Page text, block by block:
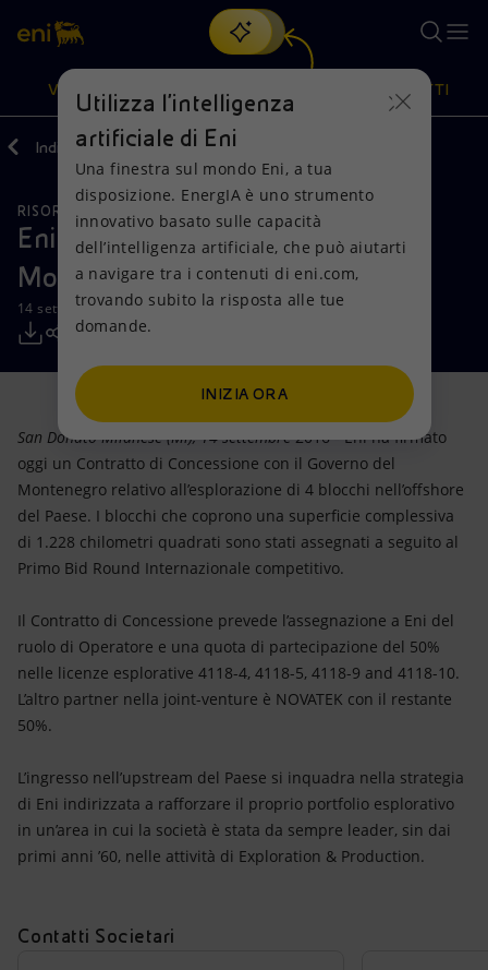
Cerca
scopri EnergIA, la nostra nuova soluzione di intelligenza
artificiale.
VISIONE
Visione
Mission e valori
Persone e Partnership
Net Zero
Modello satellitare
Energia accessibile
Innovazione
Azioni
Diversificazione energetica
Tecnologie per la transizione
Collaborazioni per l'innovazione
Attività nel mondo
PRODOTTI
Prodotti
Casa
Imprese
Mobilità
Indietro Media Comunicati Stampa
RISORSE NATURALI
Eni entra nell’upstream del
Montenegro
14 settembre 2016 - 15:00 CEST
San Donato Milanese (Mi), 14 settembre2016 - Eni ha firmato
oggi un Contratto di Concessione con il Governo del
Montenegro relativo all’esplorazione di 4 blocchi nell’offshore
del Paese. I blocchi che coprono una superficie complessiva
di 1.228 chilometri quadrati sono stati assegnati a seguito al
Primo Bid Round Internazionale competitivo.
Il Contratto di Concessione prevede l’assegnazione a Eni del
ruolo di Operatore e una quota di partecipazione del 50%
nelle licenze esplorative 4118-4, 4118-5, 4118-9 and 4118-10.
L’altro partner nella joint-venture è NOVATEK con il restante
50%.
L’ingresso nell’upstream del Paese si inquadra nella strategia
di Eni indirizzata a rafforzare il proprio portfolio esplorativo
in un’area in cui la società è stata da sempre leader, sin dai
primi anni ’60, nelle attività di Exploration & Production.
Contatti Societari
Utilizza l'intelligenza
artificiale di Eni
Una finestra sul mondo Eni, a tua
disposizione. EnergIA è uno strumento
innovativo basato sulle capacità
dell’intelligenza artificiale, che può aiutarti
a navigare tra i contenuti di eni.com,
trovando subito la risposta alle tue
domande.
INIZIA ORA